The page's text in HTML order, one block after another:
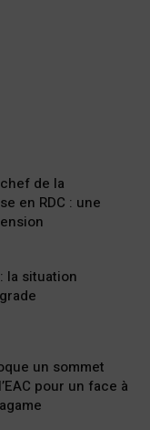
de la
en RDC : une
la situation
un sommet
pour un face à